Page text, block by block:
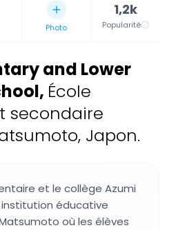
Photo
1,2k
Popularité
and Lower
, École
secondaire
Japon.
et le collège Azumi
éducative
où les élèves